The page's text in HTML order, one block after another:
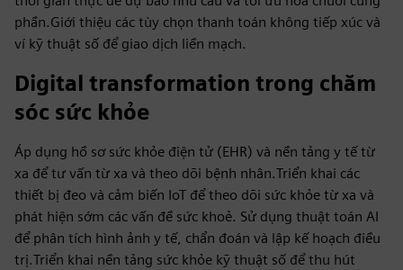
phần.Giới thiệu các tùy chọn thanh toán không tiếp xúc và
ví kỹ thuật số để giao dịch liền mạch.
Digital transformation trong chăm
sóc sức khỏe
Áp dụng hồ sơ sức khỏe điện tử (EHR) và nền tảng y tế từ
xa để tư vấn từ xa và theo dõi bệnh nhân.Triển khai các
thiết bị đeo và cảm biến IoT để theo dõi sức khỏe từ xa và
phát hiện sớm các vấn đề sức khoẻ. Sử dụng thuật toán AI
để phân tích hình ảnh y tế, chẩn đoán và lập kế hoạch điều
trị.Triển khai nền tảng sức khỏe kỹ thuật số để thu hút